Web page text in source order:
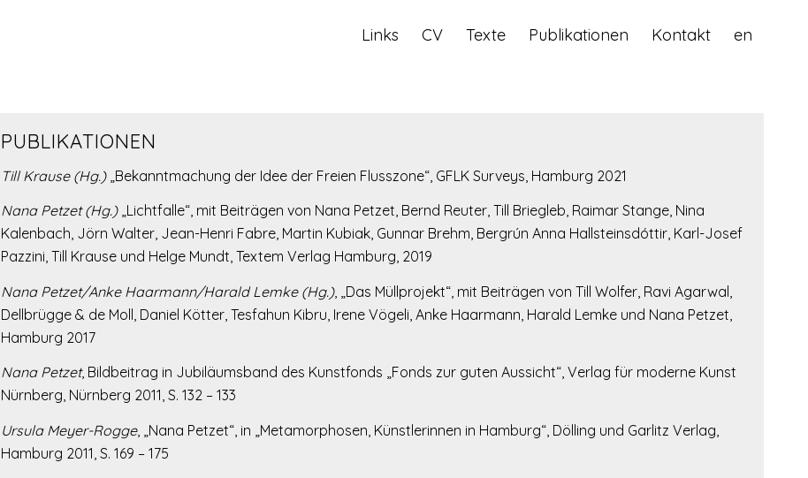
Links CV Texte Publikationen Kontakt en
PUBLIKATIONEN
Till Krause (Hg.)„Bekanntmachung der Idee der Freien Flusszone“, GFLK Surveys, Hamburg 2021
Nana Petzet (Hg.)„Lichtfalle“, mit Beiträgen von Nana Petzet, Bernd Reuter, Till Briegleb, Raimar Stange, Nina
Kalenbach, Jörn Walter, Jean-Henri Fabre, Martin Kubiak, Gunnar Brehm, Bergrún Anna Hallsteinsdóttir, Karl-Josef
Pazzini, Till Krause und Helge Mundt, Textem Verlag Hamburg, 2019
Nana Petzet/Anke Haarmann/Harald Lemke (Hg.), „Das Müllprojekt“, mit Beiträgen von Till Wolfer, Ravi Agarwal,
Dellbrügge & de Moll, Daniel Kötter, Tesfahun Kibru, Irene Vögeli, Anke Haarmann, Harald Lemke und Nana Petzet,
Hamburg 2017
Nana Petzet, Bildbeitrag in Jubiläumsband des Kunstfonds „Fonds zur guten Aussicht“, Verlag für moderne Kunst
Nürnberg, Nürnberg 2011, S. 132 – 133
Ursula Meyer-Rogge, „Nana Petzet“, in „Metamorphosen, Künstlerinnen in Hamburg“, Dölling und Garlitz Verlag,
Hamburg 2011, S. 169 – 175